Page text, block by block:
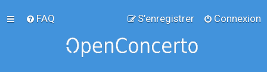
FAQ Connexion
S’enregistrer